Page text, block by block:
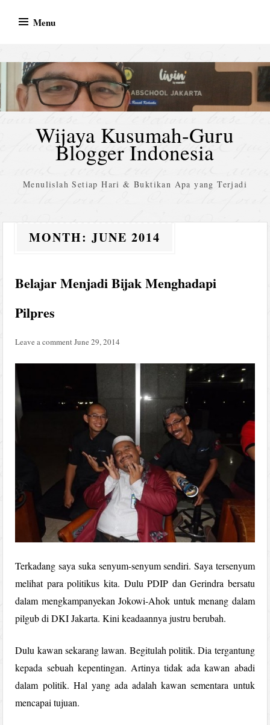
Menu
Wijaya Kusumah-Guru
Blogger Indonesia
Menulislah Setiap Hari & Buktikan Apa yang Terjadi
MONTH:JUNE 2014
Belajar Menjadi Bijak Menghadapi
Pilpres
Leave a comment June 29, 2014
Terkadang saya suka senyum-senyum sendiri. Saya tersenyum
melihat para politikus kita. Dulu PDIP dan Gerindra bersatu
dalam mengkampanyekan Jokowi-Ahok untuk menang dalam
pilgub di DKI Jakarta. Kini keadaannya justru berubah.
Dulu kawan sekarang lawan. Begitulah politik. Dia tergantung
kepada sebuah kepentingan. Artinya tidak ada kawan abadi
dalam politik. Hal yang ada adalah kawan sementara untuk
mencapai tujuan.